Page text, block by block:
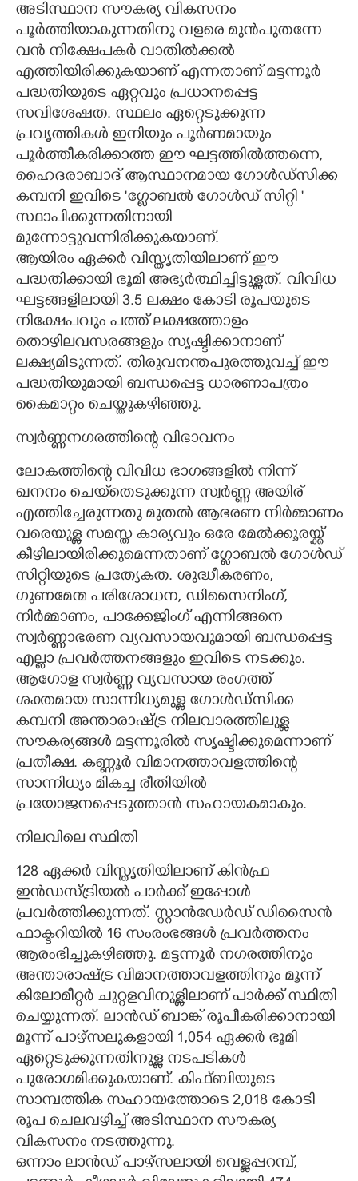
അടിസ്ഥാന സൗകര്യ വികസനം
പൂർത്തിയാകുന്നതിനു വളരെ മുൻപുതന്നേ
വൻ നിക്ഷേപകർ വാതിൽക്കൽ
എത്തിയിരിക്കുകയാണ് എന്നതാണ് മട്ടന്നൂർ
പദ്ധതിയുടെ ഏറ്റവും പ്രധാനപ്പെട്ട
സവിശേഷത. സ്ഥലം ഏറ്റെടുക്കുന്ന
പ്രവൃത്തികൾ ഇനിയും പൂർണമായും
പൂർത്തീകരിക്കാത്ത ഈ ഘട്ടത്തിൽത്തന്നെ,
ഹൈദരാബാദ് ആസ്ഥാനമായ ഗോൾഡ്സിക്ക
കമ്പനി ഇവിടെ 'ഗ്ലോബൽ ഗോൾഡ് സിറ്റി "
സ്ഥാപിക്കുന്നതിനായി
മുന്നോട്ടുവന്നിരിക്കുകയാണ്.
ആയിരം ഏക്കർ വിസ്തൃതിയിലാണ് ഈ
പദ്ധതിക്കായി ഭൂമി അഭ്യർത്ഥിച്ചിട്ടുള്ളത്. വിവിധ
ഘട്ടങ്ങളിലായി 3.5 ലക്ഷം കോടി രൂപയുടെ
നിക്ഷേപവും പത്ത് ലക്ഷത്തോളം
തൊഴിലവസരങ്ങളും സൃഷ്ടിക്കാനാണ്
ലക്ഷ്യമിടുന്നത്. തിരുവനന്തപുരത്തുവച്ച് ഈ
പദ്ധതിയുമായി ബന്ധപ്പെട്ട ധാരണാപത്രം
കൈമാറ്റം ചെയ്തുകഴിഞ്ഞു.
സ്വർണ്ണനഗരത്തിന്റെ വിഭാവനം
ലോകത്തിന്റെ വിവിധ ഭാഗങ്ങളിൽ നിന്ന്
ഖനനം ചെയ്‌തെടുക്കുന്ന സ്വർണ്ണ അയിര്
എത്തിച്ചേരുന്നതു മുതൽ ആഭരണ നിർമ്മാണം
വരെയുള്ള സമസ്ത കാര്യവും ഒരേ മേൽക്കൂരയ്ക്ക്
കീഴിലായിരിക്കുമെന്നതാണ് ഗ്ലോബൽ ഗോൾഡ്
സിറ്റിയുടെ പ്രത്യേകത. ശുദ്ധീകരണം,
ഗുണമേന്മ പരിശോധന, ഡിസൈനിംഗ്,
നിർമ്മാണം, പാക്കേജിംഗ് എന്നിങ്ങനെ
സ്വർണ്ണാഭരണ വ്യവസായവുമായി ബന്ധപ്പെട്ട
എല്ലാ പ്രവർത്തനങ്ങളും ഇവിടെ നടക്കും.
ആഗോള സ്വർണ്ണ വ്യവസായ രംഗത്ത്
ശക്തമായ സാന്നിധ്യമുള്ള ഗോൾഡ്സിക്ക
കമ്പനി അന്താരാഷ്ട്ര നിലവാരത്തിലുള്ള
സൗകര്യങ്ങൾ മട്ടന്നൂരിൽ സൃഷ്ടിക്കുമെന്നാണ്
പ്രതീക്ഷ. കണ്ണൂർ വിമാനത്താവളത്തിന്റെ
സാന്നിധ്യം മികച്ച രീതിയിൽ
പ്രയോജനപ്പെടുത്താൻ സഹായകമാകും.
നിലവിലെ സ്ഥിതി
128 ഏക്കർ വിസ്തൃതിയിലാണ് കിൻഫ്ര
ഇൻഡസ്ട്രിയൽ പാർക്ക് ഇപ്പോൾ
പ്രവർത്തിക്കുന്നത്. സ്റ്റാൻഡേർഡ് ഡിസൈൻ
ഫാക്ടറിയിൽ 16 സംരംഭങ്ങൾ പ്രവർത്തനം
ആരംഭിച്ചുകഴിഞ്ഞു. മട്ടന്നൂർ നഗരത്തിനും
അന്താരാഷ്ട്ര വിമാനത്താവളത്തിനും മൂന്ന്
കിലോമീറ്റർ ചുറ്റളവിനുള്ളിലാണ് പാർക്ക് സ്ഥിതി
ചെയ്യുന്നത്. ലാൻഡ് ബാങ്ക് രൂപീകരിക്കാനായി
മൂന്ന് പാഴ്സലുകളായി 1,054 ഏക്കർ ഭൂമി
ഏറ്റെടുക്കുന്നതിനുള്ള നടപടികൾ
പുരോഗമിക്കുകയാണ്. കിഫ്ബിയുടെ
സാമ്പത്തിക സഹായത്തോടെ 2,018 കോടി
രൂപ ചെലവഴിച്ച് അടിസ്ഥാന സൗകര്യ
വികസനം നടത്തുന്നു.
ഒന്നാം ലാൻഡ് പാഴ്സലായി വെള്ളപ്പറമ്പ്,